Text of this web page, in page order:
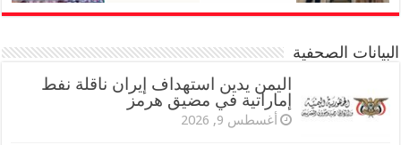
البيانات الصحفية
اليمن يدين استهداف إيران ناقلة نفط
إماراتية في مضيق هرمز
أغسطس 9, 2026